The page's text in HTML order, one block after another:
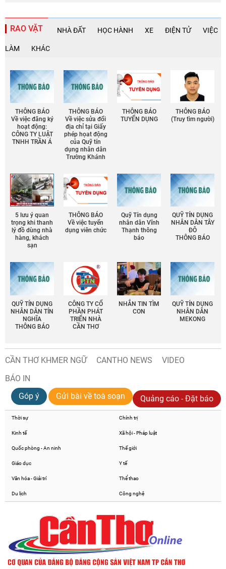
RAO VẶT NHÀ ĐẤT HỌC HÀNH XE ĐIỆN TỬ VIỆC
LÀM KHÁC
THÔNG BÁO
Về việc đăng ký
hoạt động:
CÔNG TY LUẬT
TNHH TRẦN Á
THÔNG BÁO
Về việc sửa đổi
địa chỉ tại Giấy
phép họat động
của Quỹ tín
dụng nhân dân
Trường Khánh
THÔNG BÁO
TUYỂN DỤNG
THÔNG BÁO
(Truy tìm người)
5 lưu ý quan
trọng khi thanh
lý đồ dùng nhà
hàng, khách
sạn
THÔNG BÁO
Về việc tuyển
dụng viên chức
Quỹ Tín dụng
nhân dân Vĩnh
Thạnh thông
báo
QUỸ TÍN DỤNG
NHÂN DÂN TÂY
ĐÔ
THÔNG BÁO
QUỸ TÍN DỤNG
NHÂN DÂN TÍN
NGHĨA
THÔNG BÁO
CÔNG TY CỔ
PHẦN PHÁT
TRIỂN NHÀ
CẦN THƠ
NHẮN TIN TÌM
CON
QUỸ TÍN DỤNG
NHÂN DÂN
MEKONG
CẦN THƠ KHMER NGỮ CANTHO NEWS
VIDEO
BÁO IN
Góp ý
Gửi bài về toà soạn Quảng cáo - Đặt báo
Thời sự Chính trị
Kinh tế Xã hội - Pháp luật
Quốc phòng - An ninh Thế giới
Giáo dục Y tế
Văn hóa - Giải trí Thể thao
Du lịch Công nghệ